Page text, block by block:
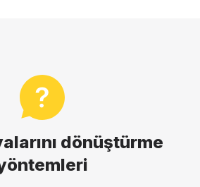
dönüştürme